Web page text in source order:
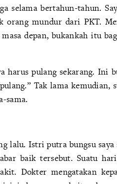
selama bertahun-tahun.
orang mundur dari PKT.
depan, bukankah itu
harus pulang sekarang. Ini
Tak lama kemudian,
sama.
lalu. Istri putra bungsu saya
baik tersebut. Suatu
Dokter mengatakan